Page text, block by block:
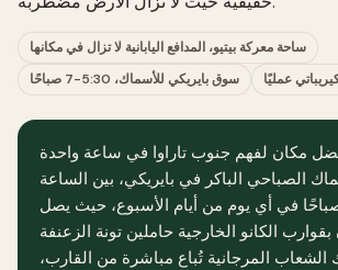
ساحة معركة بيتيو، المدافع اليابانية لا تزال في مكانها
سوق بايريكي للأسماك، 5:30-7 صباحًا
عمليًا
مكان لفهم جنوب تاراوا في ساعة واحدة
الصباحي الباكر في بايريكي، بين الساعة
و7 صباحًا في أي يوم من أيام الأسبوع، حيث يصل
بقوارب الكانو الخارجية حاملين تونة الزعنفة
الشعاب المرجانية تُباع مباشرة من القارب،